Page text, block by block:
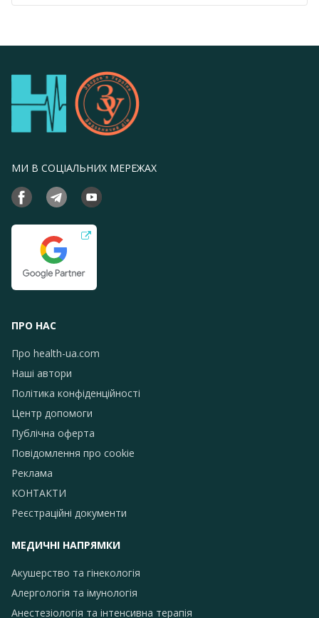
МИ В СОЦІАЛЬНИХ МЕРЕЖАХ
ПРО НАС
Про health-ua.com
Наші автори
Політика конфіденційності
Центр допомоги
Публічна оферта
Повідомлення про сookie
Реклама
КОНТАКТИ
Реєстраційні документи
МЕДИЧНІ НАПРЯМКИ
Акушерство та гінекологія
Алергологія та імунологія
Анестезіологія та інтенсивна терапія